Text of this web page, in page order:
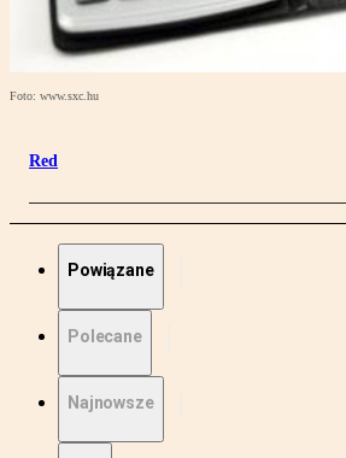
Foto: www.sxc.hu
Red
Powiązane
Polecane
Najnowsze